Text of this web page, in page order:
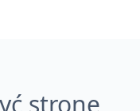
stronę